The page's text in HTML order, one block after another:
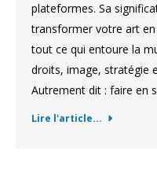
plateformes. Sa
transformer votre art
tout ce qui entoure la
droits, image, stratégie
Autrement dit : faire en
Lire l'article...